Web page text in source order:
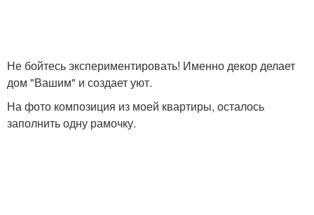
Не бойтесь экспериментировать! Именно декор делает
дом "Вашим" и создает уют.
На фото композиция из моей квартиры, осталось
заполнить одну рамочку.